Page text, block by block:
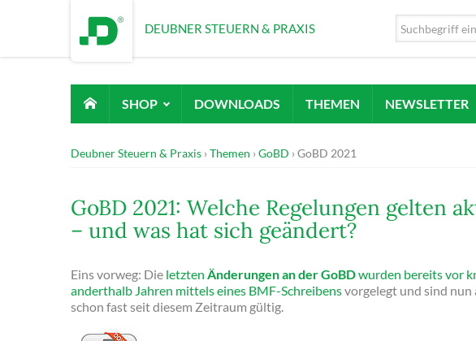
DEUBNER STEUERN & PRAXIS
SHOP DOWNLOADS THEMEN NEWSLETTER
Deubner Steuern & Praxis Themen GoBD GoBD 2021
GoBD 2021: Welche Regelungen gelten
– und was hat sich geändert?
Eins vorweg: Die letzten Änderungen an der GoBDwurden bereits vor
anderthalb Jahren mittels eines BMF-Schreibensvorgelegt und sind nun
schon fast seit diesem Zeitraum gültig.